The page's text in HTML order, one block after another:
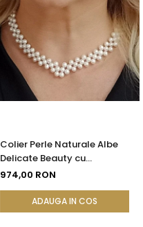
Colier Perle Naturale Albe
Delicate Beauty cu
Închizătoare Argint |
974,00 RON
ADAUGA IN COS